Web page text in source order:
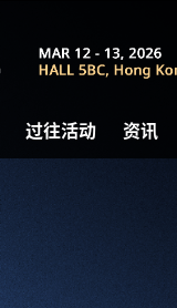
过往活动 资讯